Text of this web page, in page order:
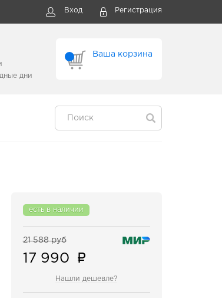
Вход Регистрация
Ваша корзина
дни
есть в наличии
21 588 руб
17 990
Нашли дешевле?